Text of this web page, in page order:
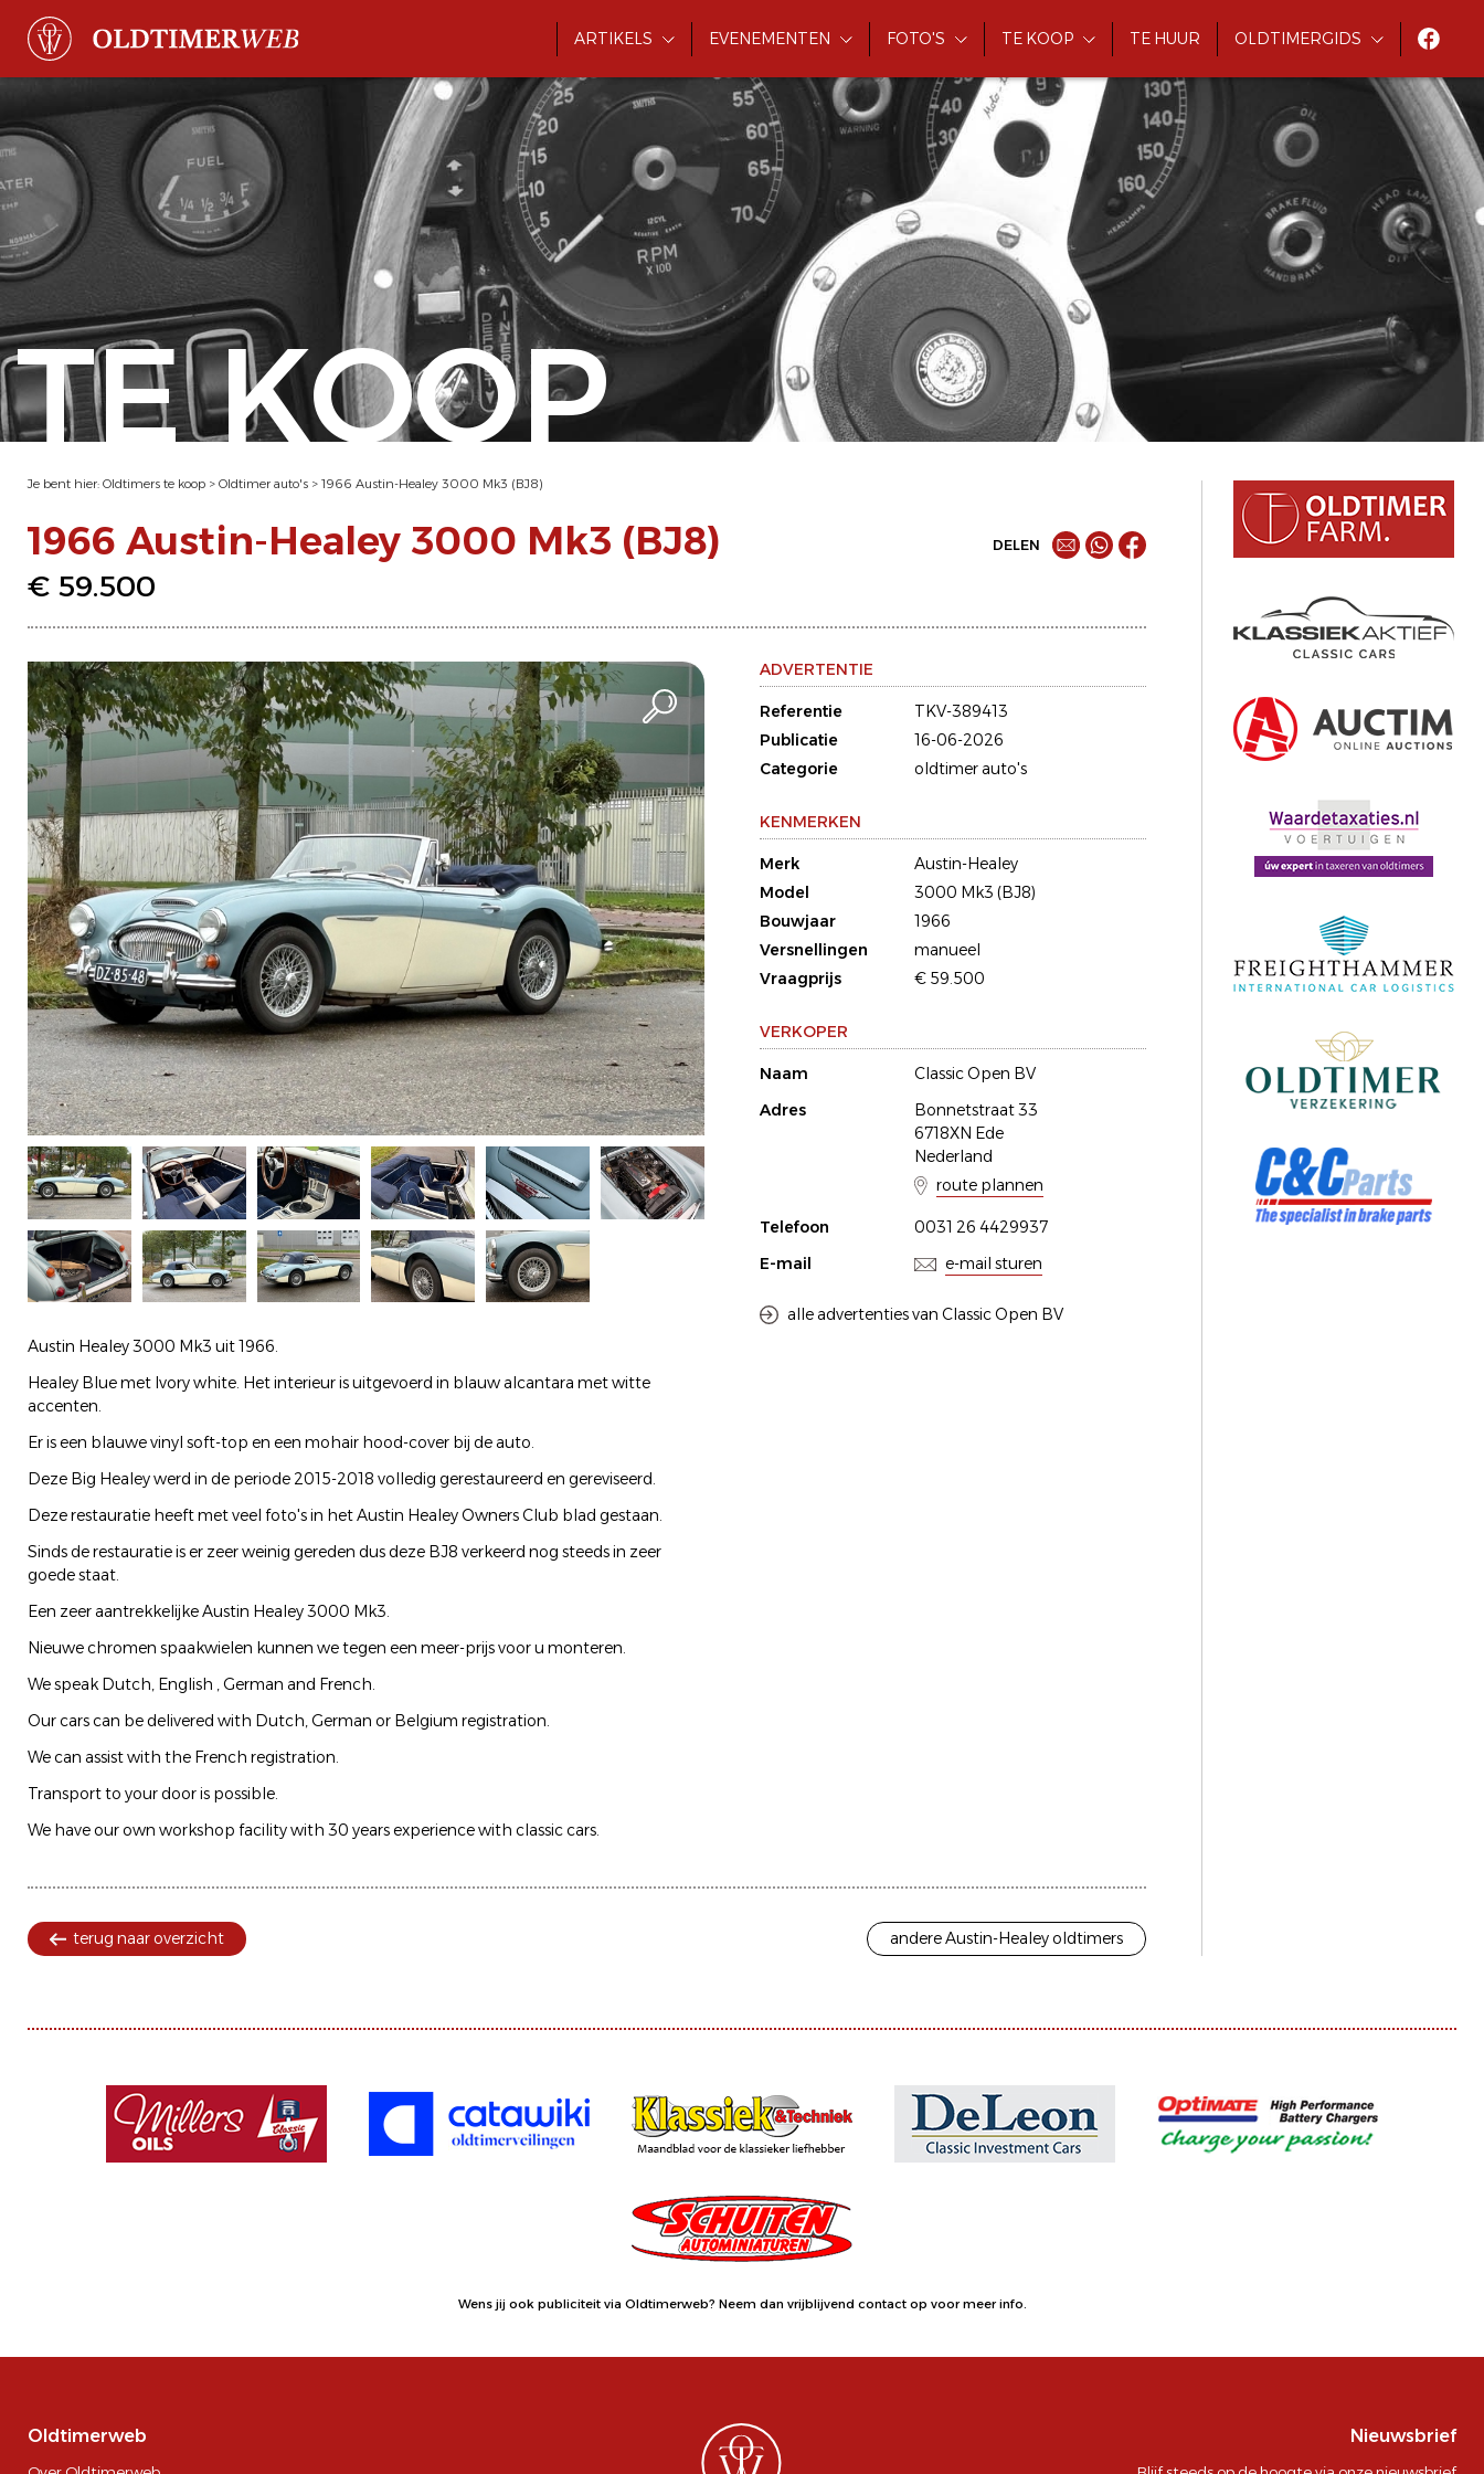
ARTIKELS EVENEMENTEN FOTO'S TE KOOP TE HUUR OLDTIMERGIDS
TE KOOP
Je bent hier: Oldtimers te koop > Oldtimer auto's > 1966 Austin-Healey 3000 Mk3 (BJ8)
1966 Austin-Healey 3000 Mk3 (BJ8)
€ 59.500
DELEN
Austin Healey 3000 Mk3 uit 1966.
Healey Blue met Ivory white. Het interieur is uitgevoerd in blauw alcantara met witte
accenten.
Er is een blauwe vinyl soft-top en een mohair hood-cover bij de auto.
Deze Big Healey werd in de periode 2015-2018 volledig gerestaureerd en gereviseerd.
Deze restauratie heeft met veel foto's in het Austin Healey Owners Club blad gestaan.
Sinds de restauratie is er zeer weinig gereden dus deze BJ8 verkeerd nog steeds in zeer
goede staat.
Een zeer aantrekkelijke Austin Healey 3000 Mk3.
Nieuwe chromen spaakwielen kunnen we tegen een meer-prijs voor u monteren.
We speak Dutch, English , German and French.
Our cars can be delivered with Dutch, German or Belgium registration.
We can assist with the French registration.
Transport to your door is possible.
We have our own workshop facility with 30 years experience with classic cars.
ADVERTENTIE
Referentie
TKV-389413
Publicatie
16-06-2026
Categorie
oldtimer auto's
KENMERKEN
Merk
Austin-Healey
Model
3000 Mk3 (BJ8)
Bouwjaar
1966
Versnellingen
manueel
Vraagprijs
€ 59.500
VERKOPER
Naam
Classic Open BV
Adres
Bonnetstraat 33
6718XN Ede
Nederland
route plannen
Telefoon
0031 26 4429937
E-mail
e-mail sturen
alle advertenties van Classic Open BV
terug naar overzicht andere Austin-Healey oldtimers
Wens jij ook publiciteit via Oldtimerweb? Neem dan vrijblijvend contact op voor meer info.
Oldtimerweb Nieuwsbrief